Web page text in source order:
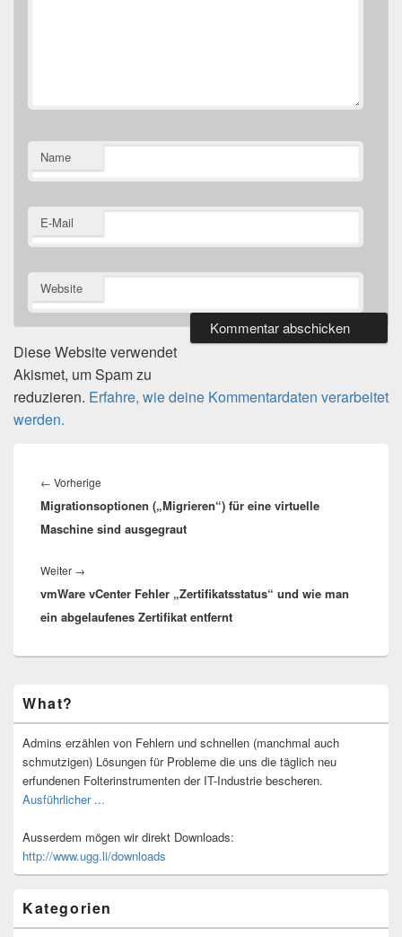
Name
E-Mail
Website
Diese Website verwendet
Akismet, um Spam zu
reduzieren. Erfahre, wie deine Kommentardaten verarbeitet
werden.
← Vorherige
Beitrag:
Migrationsoptionen („Migrieren“) für eine virtuelle
Maschine sind ausgegraut
Weiter →
Beitrag:
vmWare vCenter Fehler „Zertifikatsstatus“ und wie man
ein abgelaufenes Zertifikat entfernt
Seitenleisten-
Widgetbereich
What?
Admins erzählen von Fehlern und schnellen (manchmal auch
schmutzigen) Lösungen für Probleme die uns die täglich neu
erfundenen Folterinstrumenten der IT-Industrie bescheren.
Ausführlicher ...
Ausserdem mögen wir direkt Downloads:
http://www.ugg.li/downloads
Kategorien